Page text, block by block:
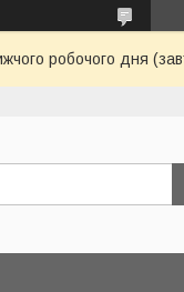
робочого дня